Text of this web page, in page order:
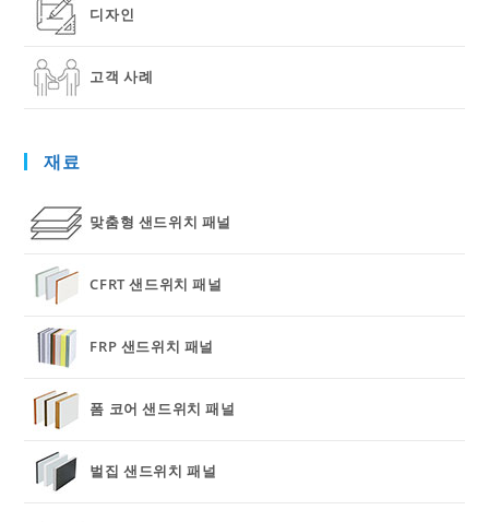
디자인
고객 사례
재료
맞춤형 샌드위치 패널
CFRT 샌드위치 패널
FRP 샌드위치 패널
폼 코어 샌드위치 패널
벌집 샌드위치 패널